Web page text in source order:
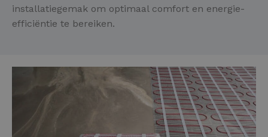
installatiegemak om optimaal comfort en energie-
efficiëntie te bereiken.